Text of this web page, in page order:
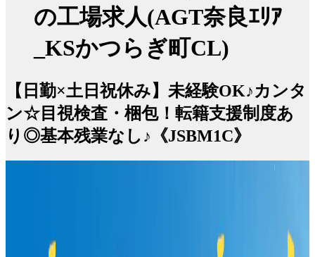
の工場求人(AGT奈良ｴﾘｱ
_KSかつらぎ町CL)
【日勤×土日祝休み】未経験OK♪カンタ
ン☆目視検査・梱包！転籍支援制度あ
り◎基本残業なし♪《JSBM1C》